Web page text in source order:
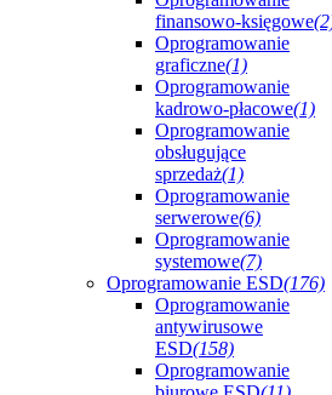
finansowo-księgowe
Oprogramowanie
graficzne(1)
Oprogramowanie
kadrowo-płacowe(1)
Oprogramowanie
obsługujące
sprzedaż(1)
Oprogramowanie
serwerowe(6)
Oprogramowanie
systemowe(7)
Oprogramowanie ESD(176)
Oprogramowanie
antywirusowe
ESD(158)
Oprogramowanie